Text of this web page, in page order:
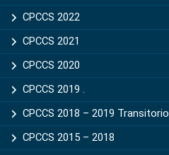
CPCCS 2022
CPCCS 2021
CPCCS 2020
CPCCS 2019 .
CPCCS 2018 – 2019 Transitorio
CPCCS 2015 – 2018